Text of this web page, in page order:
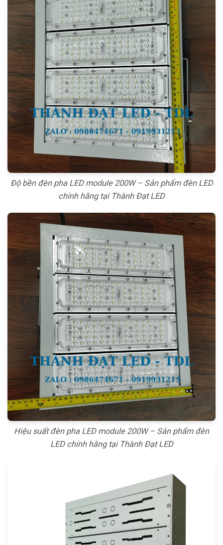
Độ bền đèn pha LED module 200W – Sản phẩm đèn LED
chính hãng tại Thành Đạt LED
Hiệu suất đèn pha LED module 200W – Sản phẩm đèn
LED chính hãng tại Thành Đạt LED